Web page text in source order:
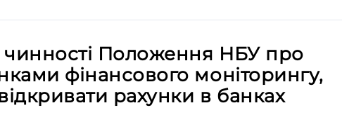
Положення НБУ про
фінансового моніторингу,
рахунки в банках